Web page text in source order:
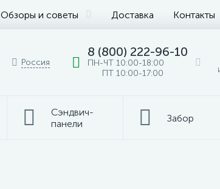
Обзоры и советы Доставка Контакты
Россия
8 (800) 222-96-10
ПН-ЧТ 10:00-18:00
ПТ 10:00-17:00
Сэндвич-
панели
Забор